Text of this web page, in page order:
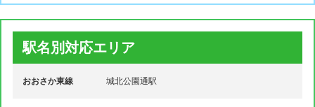
駅名別対応エリア
おおさか東線 城北公園通駅